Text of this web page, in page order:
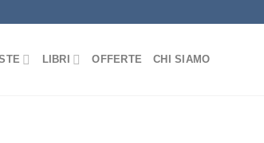
LIBRI OFFERTE CHI SIAMO